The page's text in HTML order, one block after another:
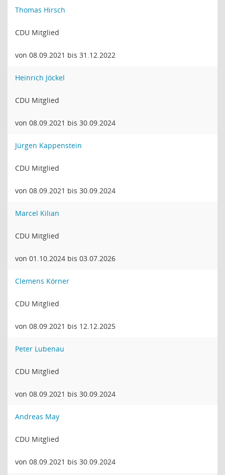
Thomas Hirsch
CDU Mitglied
von 08.09.2021 bis 31.12.2022
Heinrich Jöckel
CDU Mitglied
von 08.09.2021 bis 30.09.2024
Jürgen Kappenstein
CDU Mitglied
von 08.09.2021 bis 30.09.2024
Marcel Kilian
CDU Mitglied
von 01.10.2024 bis 03.07.2026
Clemens Körner
CDU Mitglied
von 08.09.2021 bis 12.12.2025
Peter Lubenau
CDU Mitglied
von 08.09.2021 bis 30.09.2024
Andreas May
CDU Mitglied
von 08.09.2021 bis 30.09.2024